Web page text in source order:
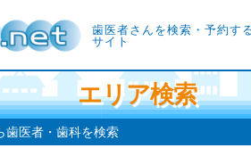
歯医者さんを検索・予約す
サイト
エリア検索
歯医者・歯科を検索